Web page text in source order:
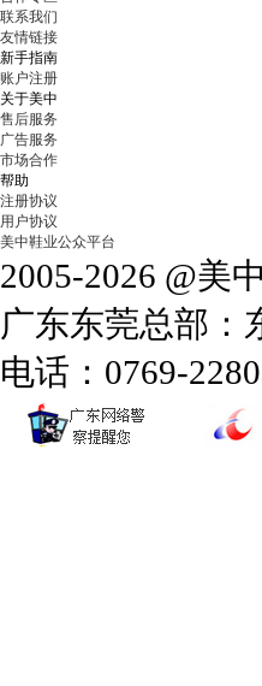
联系我们
友情链接
新手指南
账户注册
关于美中
售后服务
广告服务
市场合作
帮助
注册协议
用户协议
美中鞋业公众平台
2005-2026 @美
广东东莞总部：
电话：0769-